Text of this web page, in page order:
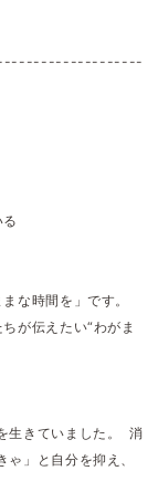
る
な時間を」です。
が伝えたい“わがま
生きていました。 消
ゃ」と自分を抑え、